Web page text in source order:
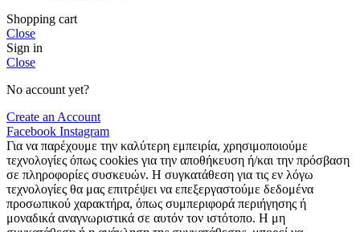
Shopping cart
Close
Sign in
Close
No account yet?
Create an Account
Facebook Instagram
Για να παρέχουμε την καλύτερη εμπειρία, χρησιμοποιούμε
τεχνολογίες όπως cookies για την αποθήκευση ή/και την πρόσβαση
σε πληροφορίες συσκευών. Η συγκατάθεση για τις εν λόγω
τεχνολογίες θα μας επιτρέψει να επεξεργαστούμε δεδομένα
προσωπικού χαρακτήρα, όπως συμπεριφορά περιήγησης ή
μοναδικά αναγνωριστικά σε αυτόν τον ιστότοπο. Η μη